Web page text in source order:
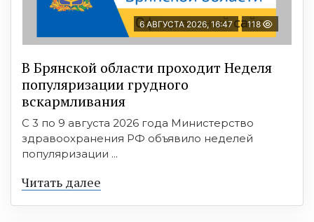
6 АВГУСТА 2026, 16:47 118
В Брянской области проходит Неделя
популяризации грудного
вскармливания
С 3 по 9 августа 2026 года Министерство
здравоохранения РФ объявило неделей
популяризации ...
Читать далее